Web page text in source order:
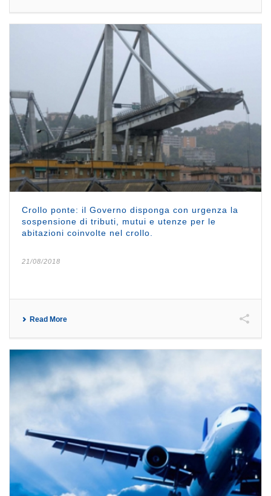
Crollo ponte: il Governo disponga con urgenza la
sospensione di tributi, mutui e utenze per le
abitazioni coinvolte nel crollo.
21/08/2018
Read More